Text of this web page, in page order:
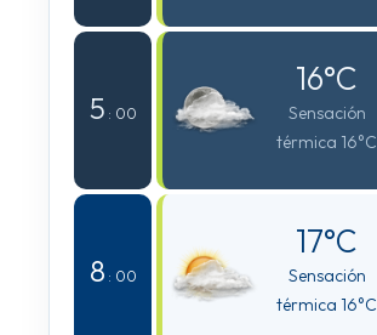
5 : 00
16°C
Sensación
térmica 16°C
8 : 00
17°C
Sensación
térmica 16°C